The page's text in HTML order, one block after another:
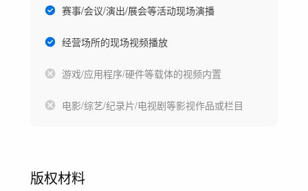
赛事/会议/演出/展会等活动现场演播
经营场所的现场视频播放
游戏/应用程序/硬件等载体的视频内置
电影/综艺/纪录片/电视剧等影视作品或栏目
版权材料